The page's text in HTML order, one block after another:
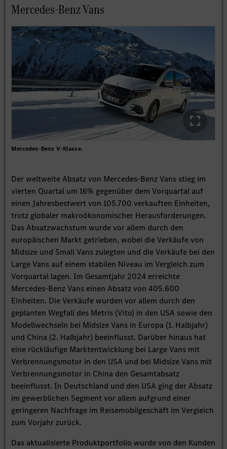
Mercedes-Benz Vans
Mercedes-Benz V-Klasse.
Der weltweite Absatz von Mercedes-Benz Vans stieg im
vierten Quartal um 16% gegenüber dem Vorquartal auf
einen Jahresbestwert von 105.700 verkauften Einheiten,
trotz globaler makroökonomischer Herausforderungen.
Das Absatzwachstum wurde vor allem durch den
europäischen Markt getrieben, wobei die Verkäufe von
Midsize und Small Vans zulegten und die Verkäufe bei den
Large Vans auf einem stabilen Niveau im Vergleich zum
Vorquartal lagen. Im Gesamtjahr 2024 erreichte
Mercedes-Benz Vans einen Absatz von 405.600
Einheiten. Die Verkäufe wurden vor allem durch den
geplanten Wegfall des Metris (Vito) in den USA sowie den
Modellwechseln bei Midsize Vans in Europa (1. Halbjahr)
und China (2. Halbjahr) beeinflusst. Darüber hinaus hat
eine rückläufige Marktentwicklung bei Large Vans mit
Verbrennungsmotor in den USA und bei Midsize Vans mit
Verbrennungsmotor in China den Gesamtabsatz
beeinflusst. In Deutschland und den USA ging der Absatz
im gewerblichen Segment vor allem aufgrund einer
geringeren Nachfrage im Reisemobilgeschäft im Vergleich
zum Vorjahr zurück.
Das aktualisierte Produktportfolio wurde von den Kunden